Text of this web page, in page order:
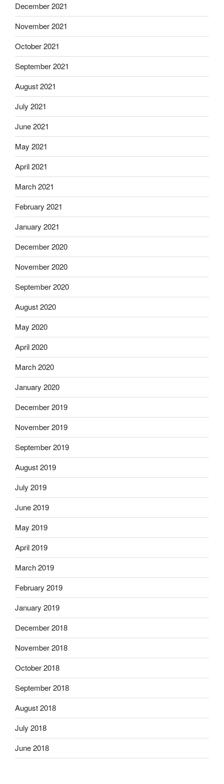
December 2021
November 2021
October 2021
September 2021
August 2021
July 2021
June 2021
May 2021
April 2021
March 2021
February 2021
January 2021
December 2020
November 2020
September 2020
August 2020
May 2020
April 2020
March 2020
January 2020
December 2019
November 2019
September 2019
August 2019
July 2019
June 2019
May 2019
April 2019
March 2019
February 2019
January 2019
December 2018
November 2018
October 2018
September 2018
August 2018
July 2018
June 2018